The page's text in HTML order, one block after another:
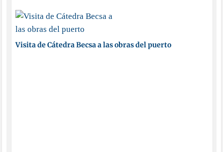
Visita de Cátedra Becsa a las obras del puerto